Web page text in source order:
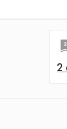
2